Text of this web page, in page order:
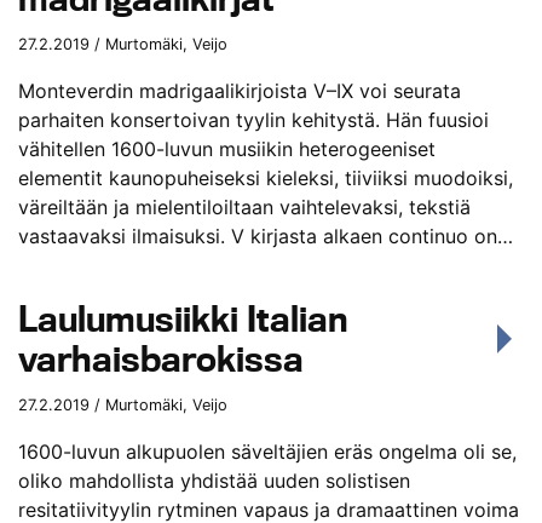
27.2.2019 / Murtomäki, Veijo
Monteverdin madrigaalikirjoista V–IX voi seurata
parhaiten konsertoivan tyylin kehitystä. Hän fuusioi
vähitellen 1600-luvun musiikin heterogeeniset
elementit kaunopuheiseksi kieleksi, tiiviiksi muodoiksi,
väreiltään ja mielentiloiltaan vaihtelevaksi, tekstiä
vastaavaksi ilmaisuksi. V kirjasta alkaen continuo on…
Laulumusiikki Italian
varhaisbarokissa
27.2.2019 / Murtomäki, Veijo
1600-luvun alkupuolen säveltäjien eräs ongelma oli se,
oliko mahdollista yhdistää uuden solistisen
resitatiivityylin rytminen vapaus ja dramaattinen voima